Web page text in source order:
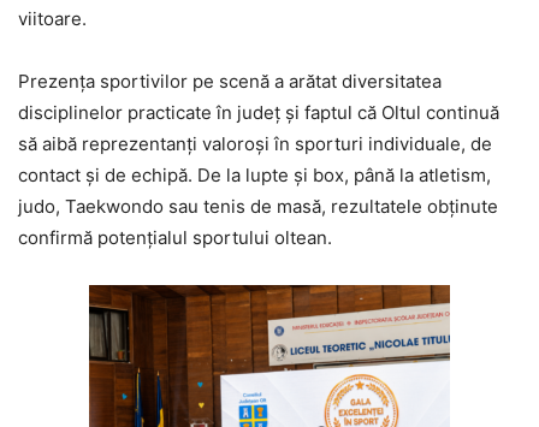
viitoare.
Prezența sportivilor pe scenă a arătat diversitatea
disciplinelor practicate în județ și faptul că Oltul continuă
să aibă reprezentanți valoroși în sporturi individuale, de
contact și de echipă. De la lupte și box, până la atletism,
judo, Taekwondo sau tenis de masă, rezultatele obținute
confirmă potențialul sportului oltean.